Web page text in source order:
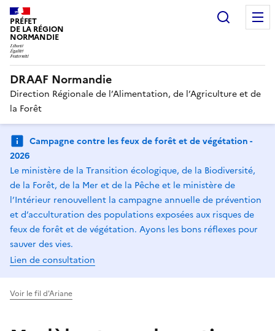
PRÉFET
DE LA RÉGION
NORMANDIE
DRAAF Normandie
Direction Régionale de l’Alimentation, de l’Agriculture et de
la Forêt
Campagne contre les feux de forêt et de végétation -
2026
Le ministère de la Transition écologique, de la Biodiversité,
de la Forêt, de la Mer et de la Pêche et le ministère de
l’Intérieur renouvellent la campagne annuelle de prévention
et d’acculturation des populations exposées aux risques de
feux de forêt et de végétation. Ayons les bons réflexes pour
sauver des vies.
Lien de consultation
Voir le fil d'Ariane